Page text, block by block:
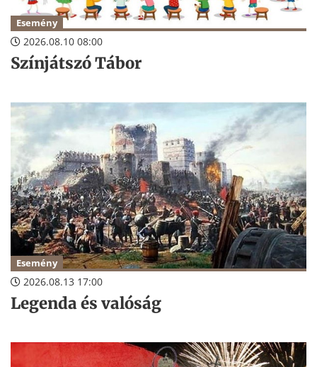
Esemény
2026.08.10 08:00
Színjátszó Tábor
Esemény
2026.08.13 17:00
Legenda és valóság